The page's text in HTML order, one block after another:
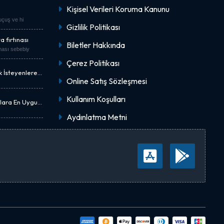
ve hi
sebebiy
İsteyenlere
En Uygun
Kişisel Verileri Koruma Kanunu
Gizlilik Politikası
Biletler Hakkında
Çerez Politikası
Online Satış Sözleşmesi
Kullanım Koşulları
Aydınlatma Metni